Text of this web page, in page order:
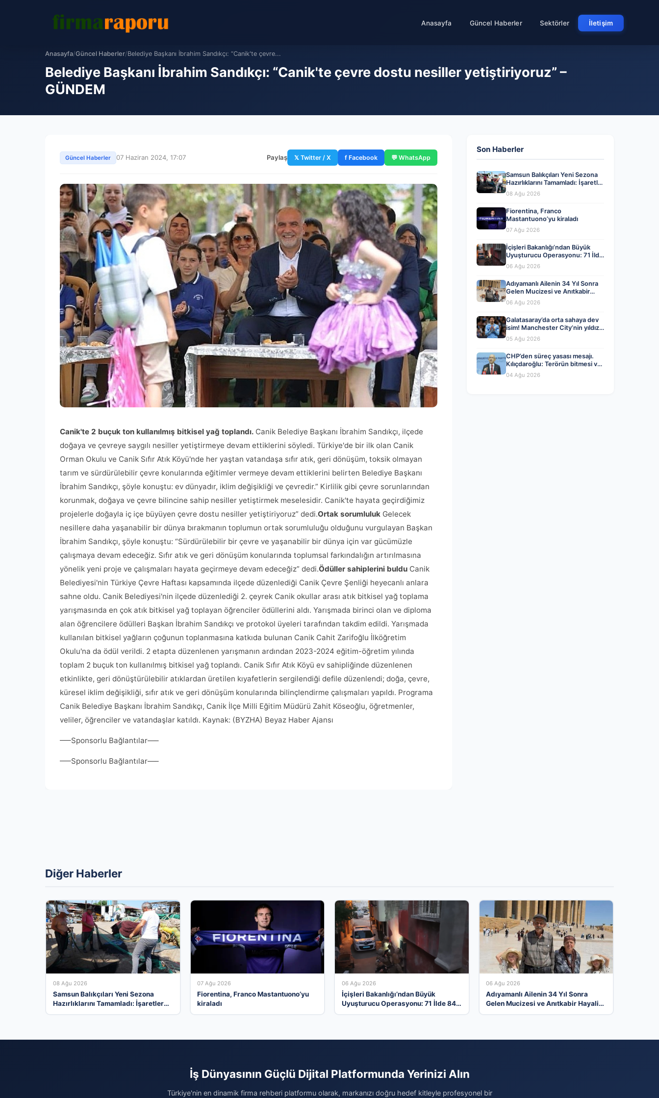
Anasayfa Güncel Haberler Sektörler İletişim
Anasayfa/Güncel Haberler/Belediye Başkanı İbrahim Sandıkçı: “Canik'te çevre...
Belediye Başkanı İbrahim Sandıkçı: “Canik'te çevre dostu nesiller yetiştiriyoruz” –
GÜNDEM
Güncel Haberler 07 Haziran 2024, 17:07 Paylaş 𝕏 Twitter / X f Facebook 💬 WhatsApp
Canik'te 2 buçuk ton kullanılmış bitkisel yağ toplandı. Canik Belediye Başkanı İbrahim Sandıkçı, ilçede
doğaya ve çevreye saygılı nesiller yetiştirmeye devam ettiklerini söyledi. Türkiye'de bir ilk olan Canik
Orman Okulu ve Canik Sıfır Atık Köyü'nde her yaştan vatandaşa sıfır atık, geri dönüşüm, toksik olmayan
tarım ve sürdürülebilir çevre konularında eğitimler vermeye devam ettiklerini belirten Belediye Başkanı
İbrahim Sandıkçı, şöyle konuştu: ev dünyadır, iklim değişikliği ve çevredir.” Kirlilik gibi çevre sorunlarından
korunmak, doğaya ve çevre bilincine sahip nesiller yetiştirmek meselesidir. Canik'te hayata geçirdiğimiz
projelerle doğayla iç içe büyüyen çevre dostu nesiller yetiştiriyoruz” dedi.Ortak sorumluluk Gelecek
nesillere daha yaşanabilir bir dünya bırakmanın toplumun ortak sorumluluğu olduğunu vurgulayan Başkan
İbrahim Sandıkçı, şöyle konuştu: “Sürdürülebilir bir çevre ve yaşanabilir bir dünya için var gücümüzle
çalışmaya devam edeceğiz. Sıfır atık ve geri dönüşüm konularında toplumsal farkındalığın artırılmasına
yönelik yeni proje ve çalışmaları hayata geçirmeye devam edeceğiz” dedi.Ödüller sahiplerini buldu Canik
Belediyesi'nin Türkiye Çevre Haftası kapsamında ilçede düzenlediği Canik Çevre Şenliği heyecanlı anlara
sahne oldu. Canik Belediyesi'nin ilçede düzenlediği 2. çeyrek Canik okullar arası atık bitkisel yağ toplama
yarışmasında en çok atık bitkisel yağ toplayan öğrenciler ödüllerini aldı. Yarışmada birinci olan ve diploma
alan öğrencilere ödülleri Başkan İbrahim Sandıkçı ve protokol üyeleri tarafından takdim edildi. Yarışmada
kullanılan bitkisel yağların çoğunun toplanmasına katkıda bulunan Canik Cahit Zarifoğlu İlköğretim
Okulu'na da ödül verildi. 2 etapta düzenlenen yarışmanın ardından 2023-2024 eğitim-öğretim yılında
toplam 2 buçuk ton kullanılmış bitkisel yağ toplandı. Canik Sıfır Atık Köyü ev sahipliğinde düzenlenen
etkinlikte, geri dönüştürülebilir atıklardan üretilen kıyafetlerin sergilendiği defile düzenlendi; doğa, çevre,
küresel iklim değişikliği, sıfır atık ve geri dönüşüm konularında bilinçlendirme çalışmaları yapıldı. Programa
Canik Belediye Başkanı İbrahim Sandıkçı, Canik İlçe Milli Eğitim Müdürü Zahit Köseoğlu, öğretmenler,
veliler, öğrenciler ve vatandaşlar katıldı. Kaynak: (BYZHA) Beyaz Haber Ajansı
—–Sponsorlu Bağlantılar—–
—–Sponsorlu Bağlantılar—–
Son Haberler
Samsun Balıkçıları Yeni Sezona
Hazırlıklarını Tamamladı: İşaretler
Olumlu
08 Ağu 2026
Fiorentina, Franco
Mastantuono’yu kiraladı
07 Ağu 2026
İçişleri Bakanlığı’ndan Büyük
Uyuşturucu Operasyonu: 71 İlde
844 Kişi Tutuklandı
06 Ağu 2026
Adıyamanlı Ailenin 34 Yıl Sonra
Gelen Mucizesi ve Anıtkabir
Hayali Gerçek Oldu
06 Ağu 2026
Galatasaray’da orta sahaya dev
isim! Manchester City’nin yıldızı
Tijjani Reijnders
05 Ağu 2026
CHP’den süreç yasası mesajı.
Kılıçdaroğlu: Terörün bitmesi ve
üniter devlet kırmızı çizgimiz
04 Ağu 2026
Diğer Haberler
08 Ağu 2026
Samsun Balıkçıları Yeni Sezona
Hazırlıklarını Tamamladı: İşaretler
07 Ağu 2026
Fiorentina, Franco Mastantuono’yu
kiraladı
06 Ağu 2026
İçişleri Bakanlığı’ndan Büyük
Uyuşturucu Operasyonu: 71 İlde 844
06 Ağu 2026
Adıyamanlı Ailenin 34 Yıl Sonra
Gelen Mucizesi ve Anıtkabir Hayali
İş Dünyasının Güçlü Dijital Platformunda Yerinizi Alın
Türkiye'nin en dinamik firma rehberi platformu olarak, markanızı doğru hedef kitleyle profesyonel bir